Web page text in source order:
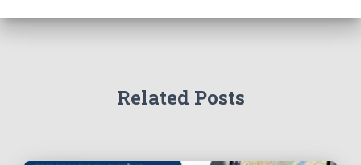
Related Posts